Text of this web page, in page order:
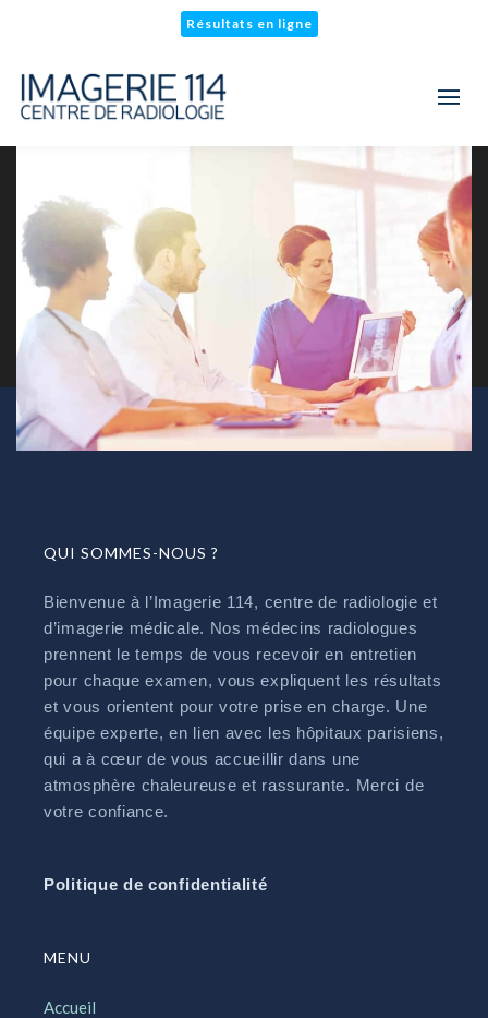
Résultats en ligne
QUI SOMMES-NOUS ?
Bienvenue à l’Imagerie 114, centre de radiologie et
d’imagerie médicale. Nos médecins radiologues
prennent le temps de vous recevoir en entretien
pour chaque examen, vous expliquent les résultats
et vous orientent pour votre prise en charge. Une
équipe experte, en lien avec les hôpitaux parisiens,
qui a à cœur de vous accueillir dans une
atmosphère chaleureuse et rassurante. Merci de
votre confiance.
Politique de confidentialité
MENU
Accueil